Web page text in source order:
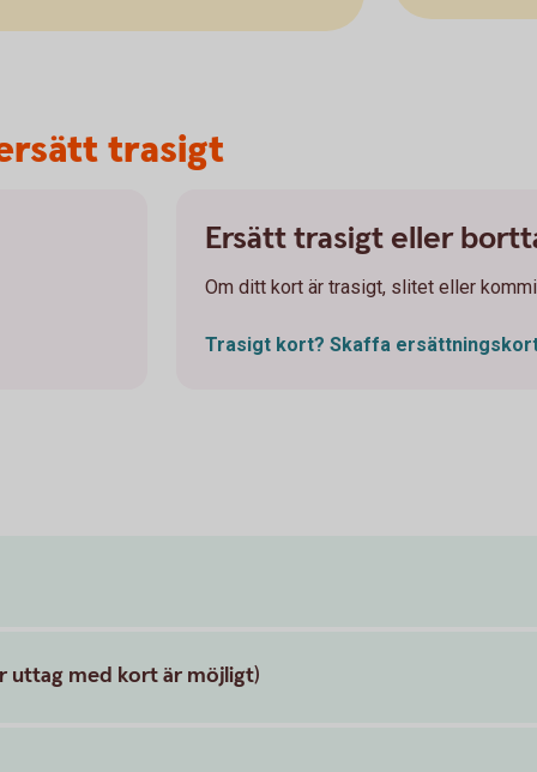
trasigt
Ersätt trasigt eller
Om ditt kort är trasigt, slitet eller
Trasigt kort? Skaffa
uttag med kort är möjligt)